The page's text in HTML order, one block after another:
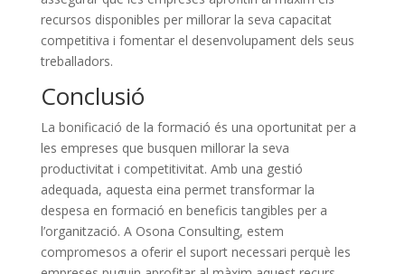
recursos disponibles per millorar la seva capacitat
competitiva i fomentar el desenvolupament dels seus
treballadors.
Conclusió
La bonificació de la formació és una oportunitat per a
les empreses que busquen millorar la seva
productivitat i competitivitat. Amb una gestió
adequada, aquesta eina permet transformar la
despesa en formació en beneficis tangibles per a
l’organització. A Osona Consulting, estem
compromesos a oferir el suport necessari perquè les